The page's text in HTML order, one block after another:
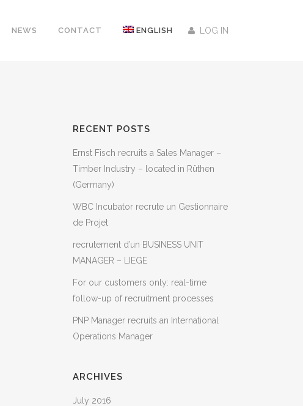
LOG IN
NEWS CONTACT ENGLISH
RECENT POSTS
Ernst Fisch recruits a Sales Manager –
Timber Industry – located in Rüthen
(Germany)
WBC Incubator recrute un Gestionnaire
de Projet
recrutement d’un BUSINESS UNIT
MANAGER – LIEGE
For our customers only: real-time
follow-up of recruitment processes
PNP Manager recruits an International
Operations Manager
ARCHIVES
July 2016